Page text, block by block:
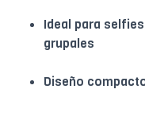
Ideal para
grupales
Diseño